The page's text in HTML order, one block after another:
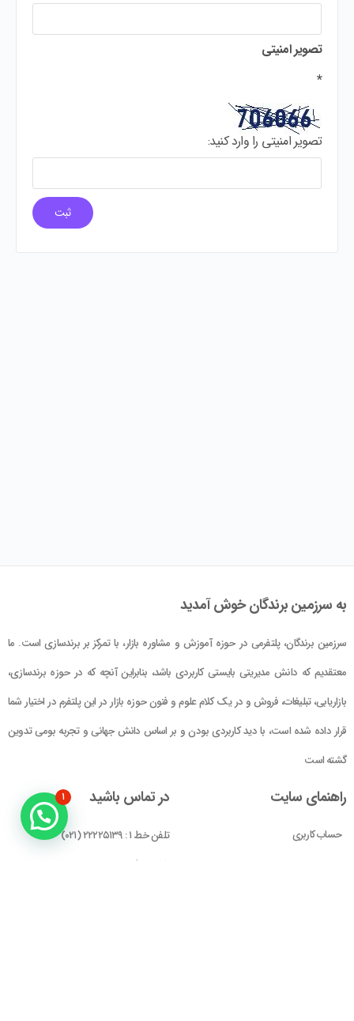
تصویر امنیتی
*
تصویر امنیتی را وارد کنید:
به سرزمین برندگان خوش آمدید
سرزمین برندگان، پلتفرمی در حوزه آموزش و مشاوره بازار، با تمرکز بر برندسازی است. ما
معتقدیم که دانش مدیریتی بایستی کاربردی باشد، بنابراین آنچه که در حوزه برندسازی،
بازاریابی، تبلیغات، فروش و در یک کلام علوم و فنون حوزه بازار در این پلتفرم در اختیار شما
قرار داده شده است، با دید کاربردی بودن و بر اساس دانش جهانی و تجربه بومی تدوین
گشته است
راهنمای سایت
حساب کاربری
در تماس باشید
تلفن خط ۱ : ۲۲۲۲۵۱۳۹ (۰۲۱)
تلفن خط ۲ :
۱